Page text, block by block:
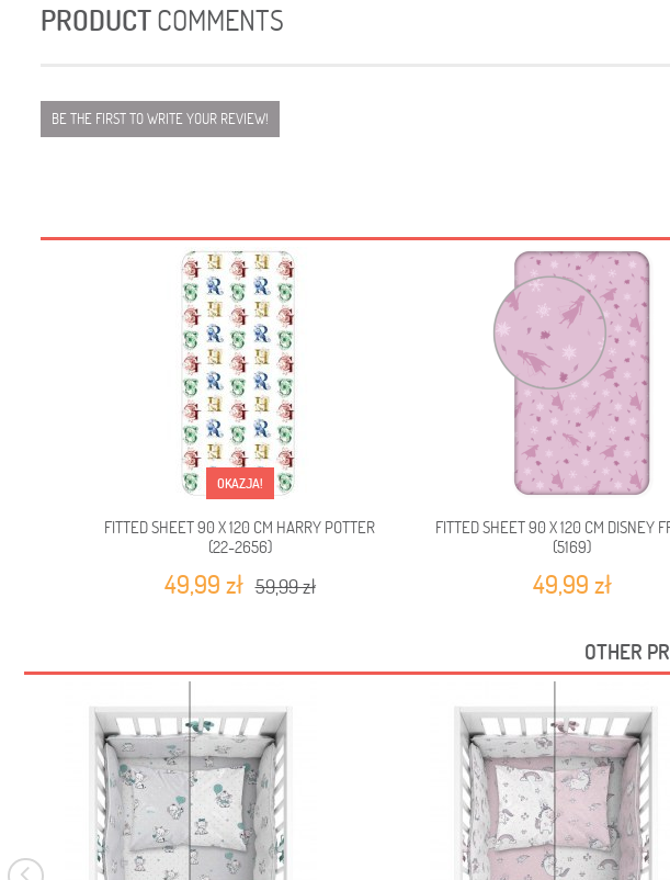
PRODUCTCOMMENTS
BE THE FIRST TO WRITE YOUR REVIEW!
OKAZJA!
FITTED SHEET 90 X 120 CM HARRY POTTER
(22-2656)
49,99 zł 59,99 zł
FITTED SHEET 90 X 120 CM DISNEY
(5169)
49,99 zł
OTHER